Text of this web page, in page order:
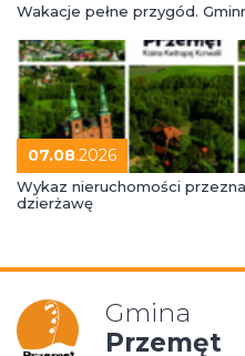
Wakacje pełne przygód.
07.08.2026
Wykaz nieruchomości
dzierżawę
Gmina
Przemęt